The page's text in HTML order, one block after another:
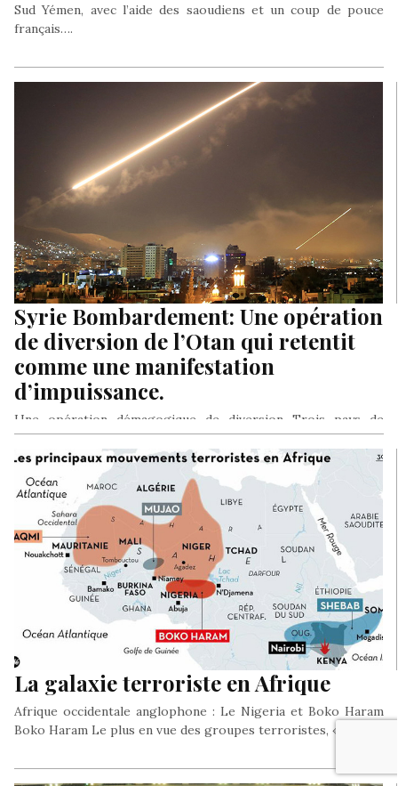
Sud Yémen, avec l’aide des saoudiens et un coup de pouce
français….
Syrie Bombardement: Une opération
de diversion de l’Otan qui retentit
comme une manifestation
d’impuissance.
Une opération démagogique de diversion Trois pays de
l’Otan, membres permanents du Conseil de Sécurité, se sont
livrés, hors mandat…
La galaxie terroriste en Afrique
Afrique occidentale anglophone : Le Nigeria et Boko Haram
Boko Haram Le plus en vue des groupes terroristes, « Boko…